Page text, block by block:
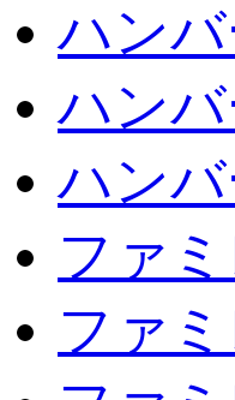
ハン
ハン
ハン
ファ
ファ